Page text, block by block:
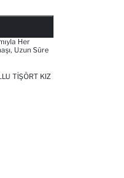
Her
Uzun Süre
TIŞÖRT KIZ